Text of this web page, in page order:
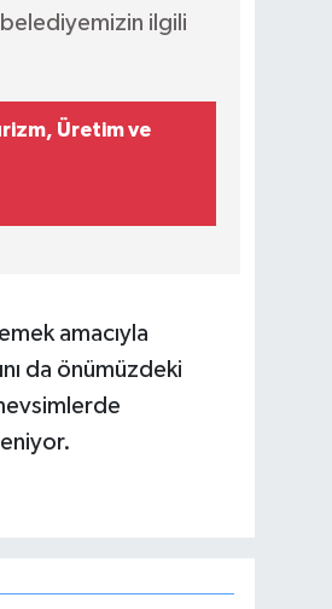
belediyemizin ilgili
Üretim ve
amacıyla
da önümüzdeki